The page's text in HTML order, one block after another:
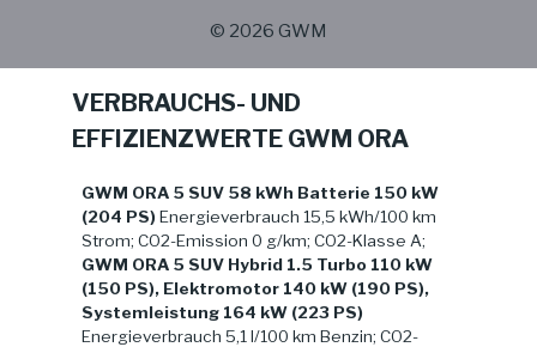
© 2026 GWM
VERBRAUCHS- UND
EFFIZIENZWERTE GWM ORA
GWM ORA 5 SUV 58 kWh Batterie 150 kW
(204 PS) Energieverbrauch 15,5 kWh/100 km
Strom; CO2-Emission 0 g/km; CO2-Klasse A;
GWM ORA 5 SUV Hybrid 1.5 Turbo 110 kW
(150 PS), Elektromotor 140 kW (190 PS),
Systemleistung 164 kW (223 PS)
Energieverbrauch 5,1 l/100 km Benzin; CO2-